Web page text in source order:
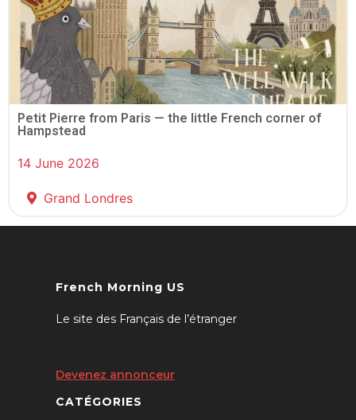
Petit Pierre from Paris — the little French corner of
Hampstead
14 June 2026
Grand Londres
French Morning US
Le site des Français de l’étranger
Devenez annonceur
CATÉGORIES